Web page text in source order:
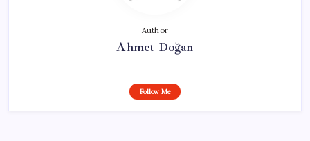
Author
Ahmet Doğan
Follow Me